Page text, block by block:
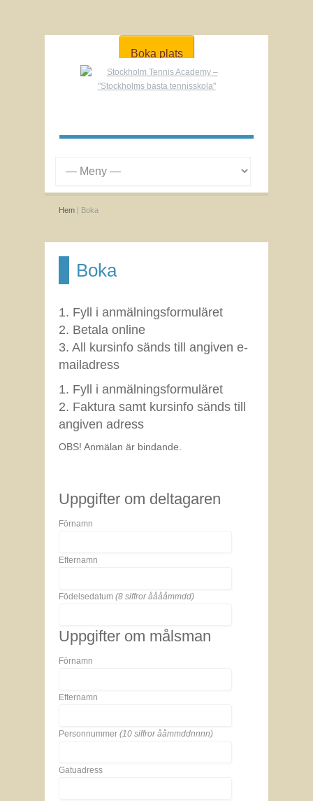
Boka plats
Hem | Boka
Boka
1. Fyll i anmälningsformuläret
2. Betala online
3. All kursinfo sänds till angiven e-
mailadress
1. Fyll i anmälningsformuläret
2. Faktura samt kursinfo sänds till
angiven adress
OBS! Anmälan är bindande.
Uppgifter om deltagaren
Förnamn
Efternamn
Födelsedatum (8 siffror ååååmmdd)
Uppgifter om målsman
Förnamn
Efternamn
Personnummer (10 siffror ååmmddnnnn)
Gatuadress